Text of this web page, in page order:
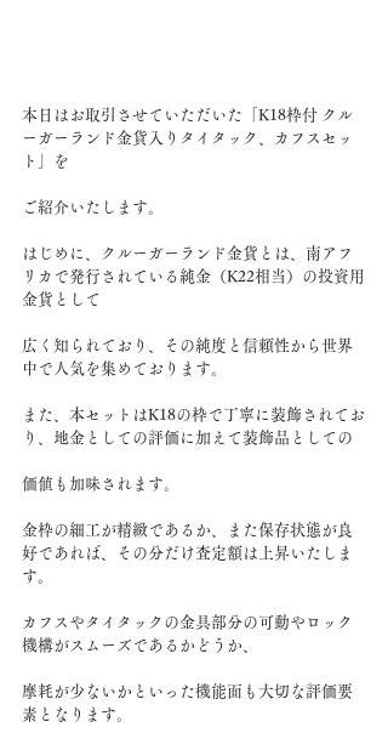
本日はお取引させていただいた「K18枠付 クル
ーガーランド金貨入りタイタック、カフスセッ
ト」を
ご紹介いたします。
はじめに、クルーガーランド金貨とは、南アフ
リカで発行されている純金（K22相当）の投資用
金貨として
広く知られており、その純度と信頼性から世界
中で人気を集めております。
また、本セットはK18の枠で丁寧に装飾されてお
り、地金としての評価に加えて装飾品としての
価値も加味されます。
金枠の細工が精緻であるか、また保存状態が良
好であれば、その分だけ査定額は上昇いたしま
す。
カフスやタイタックの金具部分の可動やロック
機構がスムーズであるかどうか、
摩耗が少ないかといった機能面も大切な評価要
素となります。